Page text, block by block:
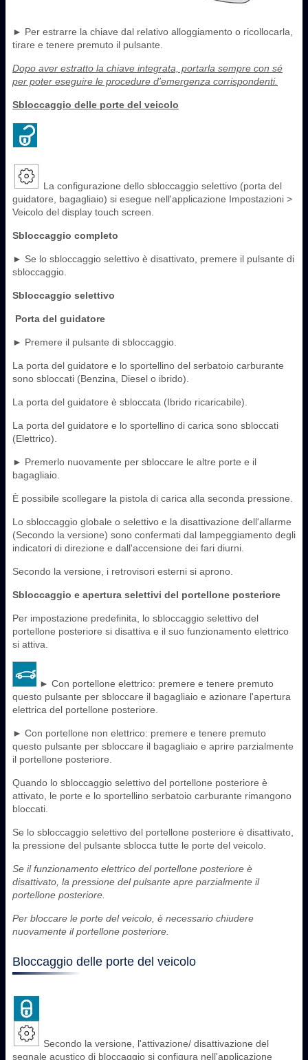
► Per estrarre la chiave dal relativo alloggiamento o ricollocarla,
tirare e tenere premuto il pulsante.
Dopo aver estratto la chiave integrata, portarla sempre con sé
per poter eseguire le procedure d'emergenza corrispondenti.
Sbloccaggio delle porte del veicolo
La configurazione dello sbloccaggio selettivo (porta del
guidatore, bagagliaio) si esegue nell'applicazione Impostazioni >
Veicolo del display touch screen.
Sbloccaggio completo
► Se lo sbloccaggio selettivo è disattivato, premere il pulsante di
sbloccaggio.
Sbloccaggio selettivo
Porta del guidatore
► Premere il pulsante di sbloccaggio.
La porta del guidatore e lo sportellino del serbatoio carburante
sono sbloccati (Benzina, Diesel o ibrido).
La porta del guidatore è sbloccata (Ibrido ricaricabile).
La porta del guidatore e lo sportellino di carica sono sbloccati
(Elettrico).
► Premerlo nuovamente per sbloccare le altre porte e il
bagagliaio.
È possibile scollegare la pistola di carica alla seconda pressione.
Lo sbloccaggio globale o selettivo e la disattivazione dell'allarme
(Secondo la versione) sono confermati dal lampeggiamento degli
indicatori di direzione e dall'accensione dei fari diurni.
Secondo la versione, i retrovisori esterni si aprono.
Sbloccaggio e apertura selettivi del portellone posteriore
Per impostazione predefinita, lo sbloccaggio selettivo del
portellone posteriore si disattiva e il suo funzionamento elettrico
si attiva.
► Con portellone elettrico: premere e tenere premuto
questo pulsante per sbloccare il bagagliaio e azionare l'apertura
elettrica del portellone posteriore.
► Con portellone non elettrico: premere e tenere premuto
questo pulsante per sbloccare il bagagliaio e aprire parzialmente
il portellone posteriore.
Quando lo sbloccaggio selettivo del portellone posteriore è
attivato, le porte e lo sportellino serbatoio carburante rimangono
bloccati.
Se lo sbloccaggio selettivo del portellone posteriore è disattivato,
la pressione del pulsante sblocca tutte le porte del veicolo.
Se il funzionamento elettrico del portellone posteriore è
disattivato, la pressione del pulsante apre parzialmente il
portellone posteriore.
Per bloccare le porte del veicolo, è necessario chiudere
nuovamente il portellone posteriore.
Bloccaggio delle porte del veicolo
Secondo la versione, l'attivazione/ disattivazione del
segnale acustico di bloccaggio si configura nell'applicazione